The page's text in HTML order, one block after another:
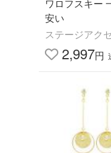
ワロフスキー
安い
ステージアク
2,997円